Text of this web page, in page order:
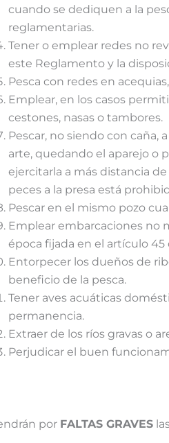
cuando se dediquen a la
reglamentarias.
Tener o emplear redes no
este Reglamento y la
Pesca con redes en
Emplear, en los casos
cestones, nasas o tambores.
Pescar, no siendo con caña,
arte, quedando el aparejo o
ejercitarla a más distancia
peces a la presa está
Pescar en el mismo pozo
Emplear embarcaciones no
época fijada en el artículo
Entorpecer los dueños de
beneficio de la pesca.
Tener aves acuáticas
permanencia.
Extraer de los ríos gravas o
Perjudicar el buen
por FALTAS GRAVES